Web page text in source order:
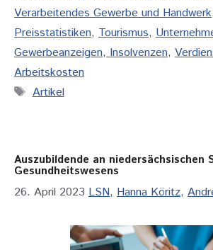
Verarbeitendes Gewerbe und Handwerk,
Preisstatistiken, Tourismus,
Gewerbeanzeigen, Insolvenzen,
Arbeitskosten
Schlagwörter
Artikel
Auszubildende an niedersächsischen
Gesundheitswesens
26. April 2023 LSN, Hanna Köritz,